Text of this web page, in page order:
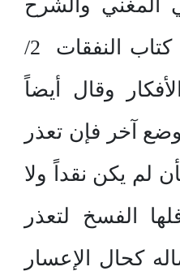
المغني والشرح
والفروع وغيرهم » كتاب النفقات 2/
الأفكار وقال أيضاً
آخر فإن تعذر
لم يكن نقداً ولا
الفسخ لتعذر
كحال الإعسار